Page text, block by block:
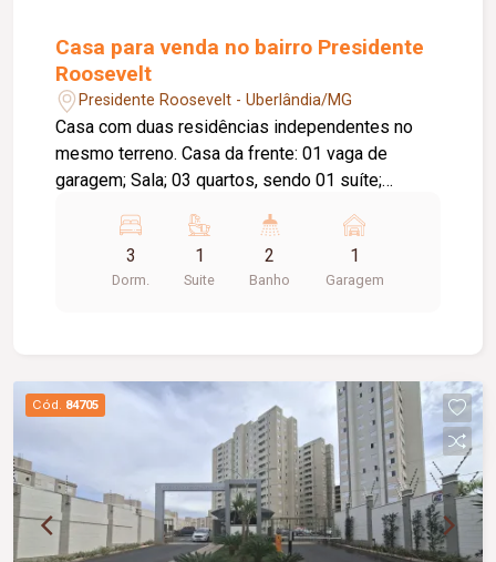
Casa para venda no bairro Presidente
Roosevelt
Presidente Roosevelt - Uberlândia/MG
Casa com duas residências independentes no
mesmo terreno. Casa da frente: 01 vaga de
garagem; Sala; 03 quartos, sendo 01 suíte;
Lavanderia; Casa dos fundos: 01 vaga de
garagem; Sala; 02 quartos; Banheiro social;
Cozinha; Lavanderia; Diferenciais: Casas
proporcionando conforto e praticidade.
Informações complementares: Terreno com
aproximadamente 260,79 m²; Área construída
total das duas casas de aproximadamente
169,81 m².
3
Dorm.
1
Suite
2
Banho
1
Garagem
Cód. 84705